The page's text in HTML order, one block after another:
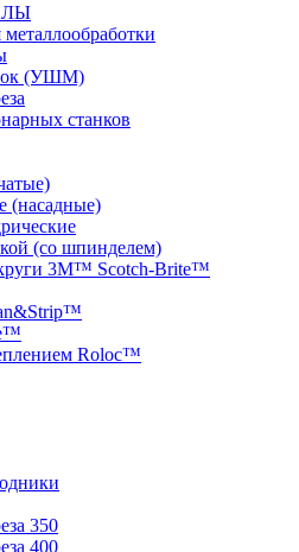
(УШМ)
станков
(насадные)
(со шпинделем)
3M™ Scotch-Brite™
Roloc™
350
400